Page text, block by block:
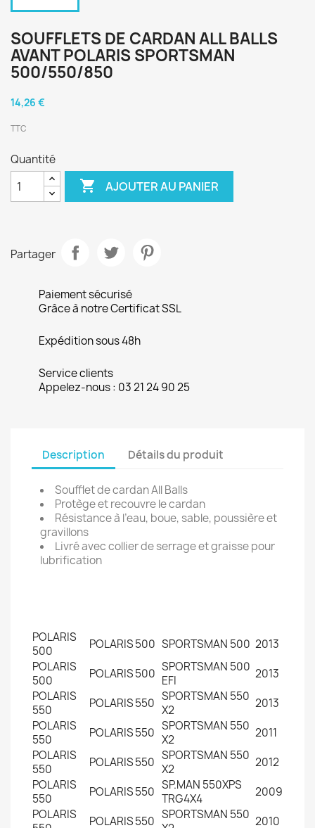
SOUFFLETS DE CARDAN ALL BALLS
AVANT POLARIS SPORTSMAN
500/550/850
14,26 €
TTC
Quantité
 AJOUTER AU PANIER
Partager
Paiement sécurisé
Grâce à notre Certificat SSL
Expédition sous 48h
Service clients
Appelez-nous : 03 21 24 90 25
Description Détails du produit
Soufflet de cardan All Balls
Protège et recouvre le cardan
Résistance à l’eau, boue, sable, poussière et
gravillons
Livré avec collier de serrage et graisse pour
lubrification
POLARIS
500
POLARIS500 SPORTSMAN 500 2013
POLARIS
500
POLARIS500 SPORTSMAN 500
EFI
2013
POLARIS
550
POLARIS550 SPORTSMAN 550
X2
2013
POLARIS
550
POLARIS550 SPORTSMAN 550
X2
2011
POLARIS
550
POLARIS550 SPORTSMAN 550
X2
2012
POLARIS
550
POLARIS550 SP.MAN 550XPS
TRG4X4
2009
POLARIS
POLARIS550 SPORTSMAN 550 2010